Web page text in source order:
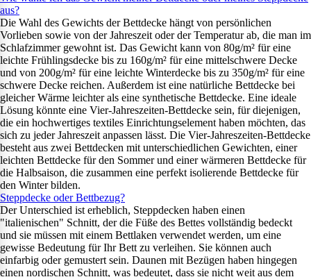
aus?
Die Wahl des Gewichts der Bettdecke hängt von persönlichen
Vorlieben sowie von der Jahreszeit oder der Temperatur ab, die man im
Schlafzimmer gewohnt ist. Das Gewicht kann von 80g/m² für eine
leichte Frühlingsdecke bis zu 160g/m² für eine mittelschwere Decke
und von 200g/m² für eine leichte Winterdecke bis zu 350g/m² für eine
schwere Decke reichen. Außerdem ist eine natürliche Bettdecke bei
gleicher Wärme leichter als eine synthetische Bettdecke. Eine ideale
Lösung könnte eine Vier-Jahreszeiten-Bettdecke sein, für diejenigen,
die ein hochwertiges textiles Einrichtungselement haben möchten, das
sich zu jeder Jahreszeit anpassen lässt. Die Vier-Jahreszeiten-Bettdecke
besteht aus zwei Bettdecken mit unterschiedlichen Gewichten, einer
leichten Bettdecke für den Sommer und einer wärmeren Bettdecke für
die Halbsaison, die zusammen eine perfekt isolierende Bettdecke für
den Winter bilden.
Steppdecke oder Bettbezug?
Der Unterschied ist erheblich, Steppdecken haben einen
"italienischen" Schnitt, der die Füße des Bettes vollständig bedeckt
und sie müssen mit einem Bettlaken verwendet werden, um eine
gewisse Bedeutung für Ihr Bett zu verleihen. Sie können auch
einfarbig oder gemustert sein. Daunen mit Bezügen haben hingegen
einen nordischen Schnitt, was bedeutet, dass sie nicht weit aus dem